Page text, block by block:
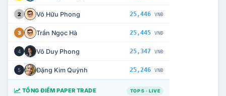
2 Võ Hữu Phong 25,446 VNĐ
3 Trần Ngọc Hà 25,445 VNĐ
4 Võ Duy Phong 25,347 VNĐ
5 Đặng Kim Quỳnh 25,246 VNĐ
TỔNG ĐIỂM PAPER TRADE TOP 5 · LIVE